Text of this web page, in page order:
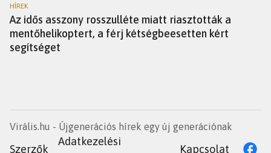
HÍREK
Az idős asszony rosszulléte miatt riasztották a
mentőhelikoptert, a férj kétségbeesetten kért
segítséget
Virális.hu - Újgenerációs hírek egy új generációnak
Szerzők
Adatkezelési
Kapcsolat